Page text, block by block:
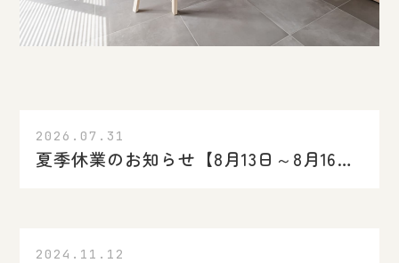
2026.07.31
夏季休業のお知らせ【8月13日～8月16日】
2024.11.12